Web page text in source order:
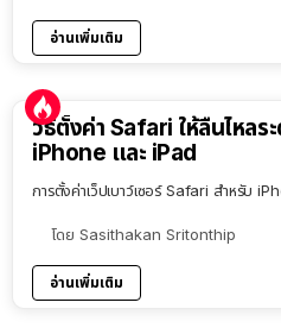
อ่านเพิ่มเติม
วิธีตั้งค่า Safari ให้ลื่นไหลร
iPhone และ iPad
การตั้งค่าเว็ปเบาว์เซอร์ Safari สำหรับ
โดย Sasithakan Sritonthip
อ่านเพิ่มเติม